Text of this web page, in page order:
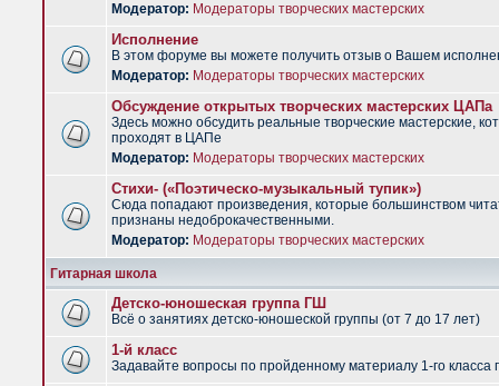
Модератор: Модераторы творческих мастерских
Исполнение
В этом форуме вы можете получить отзыв о Вашем
Модератор: Модераторы творческих мастерских
Обсуждение открытых творческих мастерских ЦАПа
Здесь можно обсудить реальные творческие мастерские,
проходят в ЦАПе
Модератор: Модераторы творческих мастерских
Стихи- («Поэтическо-музыкальный тупик»)
Сюда попадают произведения, которые большинством
признаны недоброкачественными.
Модератор: Модераторы творческих мастерских
Гитарная школа
Детско-юношеская группа ГШ
Всё о занятиях детско-юношеской группы (от 7 до 17 лет)
1-й класс
Задавайте вопросы по пройденному материалу 1-го класса